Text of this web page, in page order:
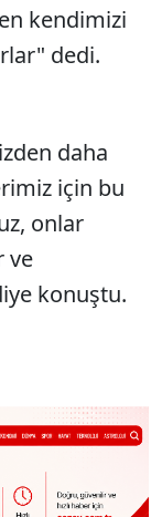
kendimizi
dedi.
daha
için bu
onlar
ve
konuştu.